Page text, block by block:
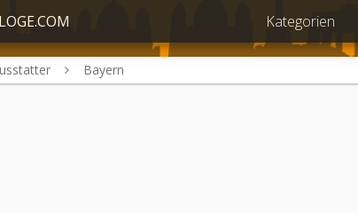
Kategorien
Bayern